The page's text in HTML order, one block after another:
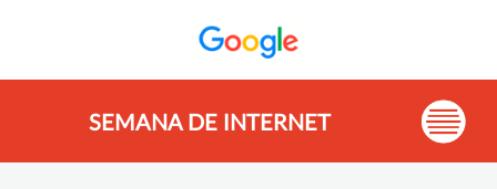
SEMANA DE INTERNET